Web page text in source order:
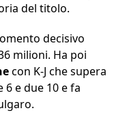
del titolo.
decisivo
milioni. Ha poi
con K-J che supera
e due 10 e fa